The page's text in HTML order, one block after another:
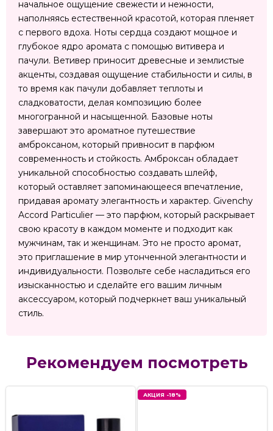
начальное ощущение свежести и нежности,
наполняясь естественной красотой, которая пленяет
с первого вдоха. Ноты сердца создают мощное и
глубокое ядро аромата с помощью витивера и
пачули. Ветивер приносит древесные и землистые
акценты, создавая ощущение стабильности и силы, в
то время как пачули добавляет теплоты и
сладковатости, делая композицию более
многогранной и насыщенной. Базовые ноты
завершают это ароматное путешествие
амброксаном, который привносит в парфюм
современность и стойкость. Амброксан обладает
уникальной способностью создавать шлейф,
который оставляет запоминающееся впечатление,
придавая аромату элегантность и характер. Givenchy
Accord Particulier — это парфюм, который раскрывает
свою красоту в каждом моменте и подходит как
мужчинам, так и женщинам. Это не просто аромат,
это приглашение в мир утонченной элегантности и
индивидуальности. Позвольте себе насладиться его
изысканностью и сделайте его вашим личным
аксессуаром, который подчеркнет ваш уникальный
стиль.
Рекомендуем посмотреть
АКЦИЯ -18%